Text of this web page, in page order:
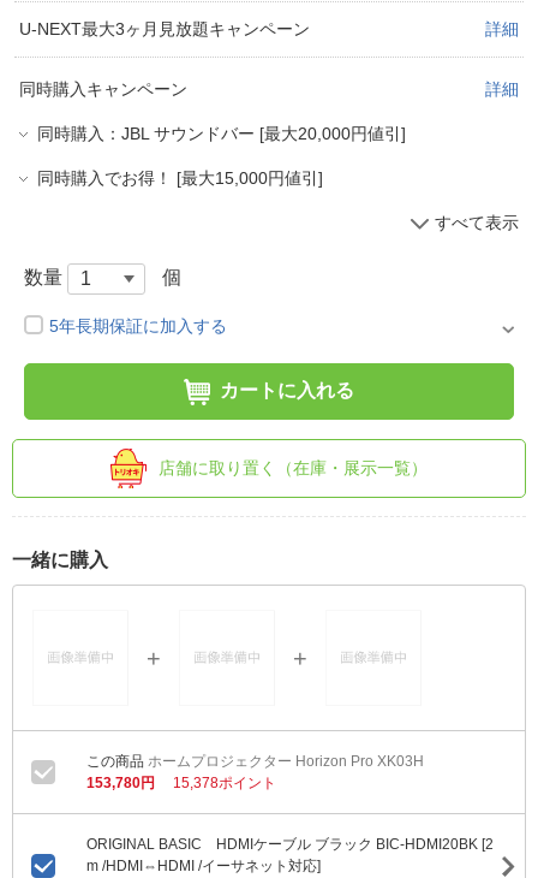
U-NEXT最大3ヶ月見放題キャンペーン 詳細
同時購入キャンペーン 詳細
同時購入：JBL サウンドバー [最大20,000円値引]
同時購入でお得！ [最大15,000円値引]
すべて表示
数量 個
5年長期保証に加入する
カートに入れる
店舗に取り置く（在庫・展示一覧）
一緒に購入
ホームプロジェクター Horizon Pro XK03H
153,780円
15,378ポイント
ORIGINAL BASIC HDMIケーブル ブラック BIC-HDMI20BK [2
m /HDMI⇔HDMI /イーサネット対応]